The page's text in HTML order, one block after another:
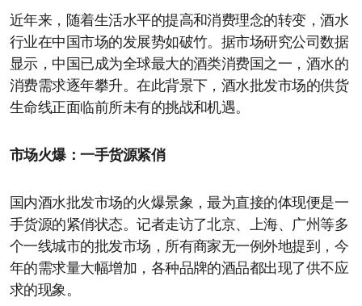
近年来，随着生活水平的提高和消费理念的转变，酒水
行业在中国市场的发展势如破竹。据市场研究公司数据
显示，中国已成为全球最大的酒类消费国之一，酒水的
消费需求逐年攀升。在此背景下，酒水批发市场的供货
生命线正面临前所未有的挑战和机遇。
市场火爆：一手货源紧俏
国内酒水批发市场的火爆景象，最为直接的体现便是一
手货源的紧俏状态。记者走访了北京、上海、广州等多
个一线城市的批发市场，所有商家无一例外地提到，今
年的需求量大幅增加，各种品牌的酒品都出现了供不应
求的现象。